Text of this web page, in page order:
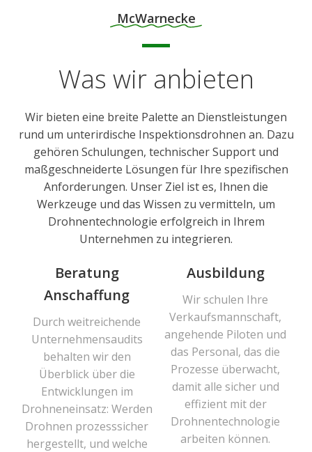
McWarnecke
Was wir anbieten
Wir bieten eine breite Palette an Dienstleistungen
rund um unterirdische Inspektionsdrohnen an. Dazu
gehören Schulungen, technischer Support und
maßgeschneiderte Lösungen für Ihre spezifischen
Anforderungen. Unser Ziel ist es, Ihnen die
Werkzeuge und das Wissen zu vermitteln, um
Drohnentechnologie erfolgreich in Ihrem
Unternehmen zu integrieren.
Beratung
Anschaffung
Durch weitreichende
Unternehmensaudits
behalten wir den
Überblick über die
Entwicklungen im
Drohneneinsatz: Werden
Drohnen prozesssicher
hergestellt, und welche
Ausbildung
Wir schulen Ihre
Verkaufsmannschaft,
angehende Piloten und
das Personal, das die
Prozesse überwacht,
damit alle sicher und
effizient mit der
Drohnentechnologie
arbeiten können.